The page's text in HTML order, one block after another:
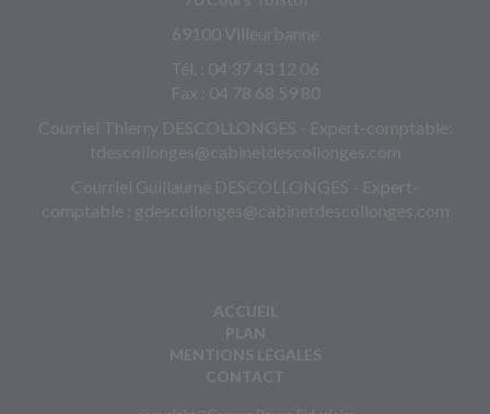
69100 Villeurbanne
Tél. : 04 37 43 12 06
Fax : 04 78 68 59 80
Courriel Thierry DESCOLLONGES - Expert-comptable:
tdescollonges@cabinetdescollonges.com
Courriel Guillaume DESCOLLONGES - Expert-
comptable : gdescollonges@cabinetdescollonges.com
ACCUEIL
PLAN
MENTIONS LÉGALES
CONTACT